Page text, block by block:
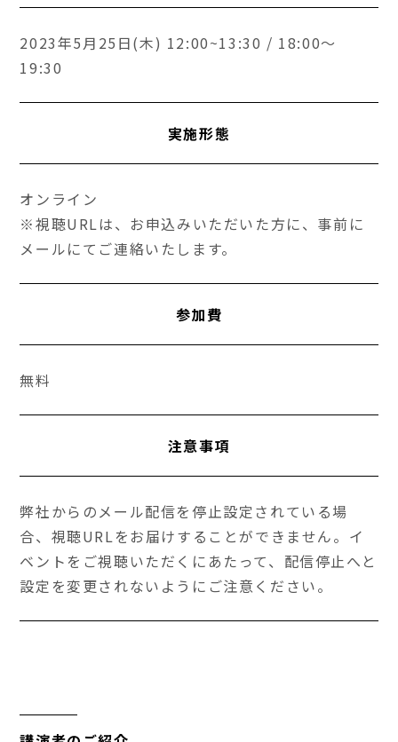
2023年5月25日(木) 12:00~13:30 / 18:00～
19:30
実施形態
オンライン
※視聴URLは、お申込みいただいた方に、事前に
メールにてご連絡いたします。
参加費
無料
注意事項
弊社からのメール配信を停止設定されている場
合、視聴URLをお届けすることができません。イ
ベントをご視聴いただくにあたって、配信停止へと
設定を変更されないようにご注意ください。